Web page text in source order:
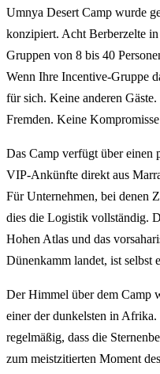
Umnya Desert Camp wurde
konzipiert. Acht Berberzelte
Gruppen von 8 bis 40
Wenn Ihre Incentive-Gruppe
für sich. Keine anderen
Fremden. Keine
Das Camp verfügt über einen
VIP-Ankünfte direkt aus
Für Unternehmen, bei denen
dies die Logistik vollständig.
Hohen Atlas und das
Dünenkamm landet, ist selbst
Der Himmel über dem Camp
einer der dunkelsten in
regelmäßig, dass die
zum meistzitierten Moment